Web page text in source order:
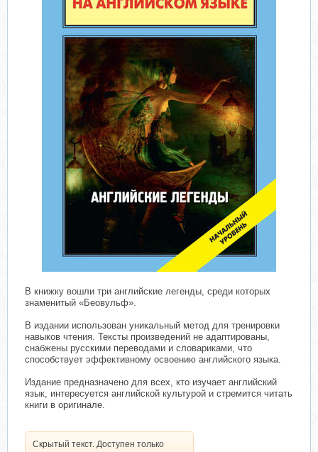
В книжку вошли три английские легенды, среди которых
знаменитый «Беовульф».
В издании использован уникальный метод для тренировки
навыков чтения. Тексты произведений не адаптированы,
снабжены русскими переводами и словариками, что
способствует эффективному освоению английского языка.
Издание предназначено для всех, кто изучает английский
язык, интересуется английской культурой и стремится читать
книги в оригинале.
Скрытый текст. Доступен только